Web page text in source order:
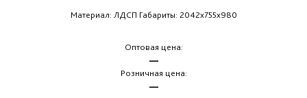
Материал: ЛДСП Габариты: 2042х755х980
Оптовая цена:
—
Розничная цена:
—